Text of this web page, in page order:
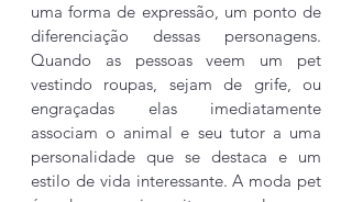
uma forma de expressão, um ponto de
diferenciação dessas personagens.
Quando as pessoas veem um pet
vestindo roupas, sejam de grife, ou
engraçadas elas imediatamente
associam o animal e seu tutor a uma
personalidade que se destaca e um
estilo de vida interessante. A moda pet